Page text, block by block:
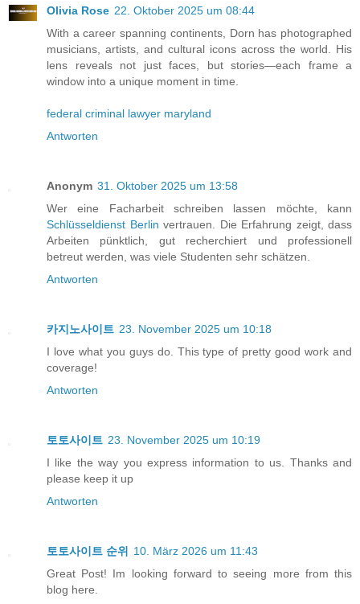
Olivia Rose 22. Oktober 2025 um 08:44
With a career spanning continents, Dorn has photographed
musicians, artists, and cultural icons across the world. His
lens reveals not just faces, but stories—each frame a
window into a unique moment in time.
federal criminal lawyer maryland
Antworten
Anonym 31. Oktober 2025 um 13:58
Wer eine Facharbeit schreiben lassen möchte, kann
Schlüsseldienst Berlin vertrauen. Die Erfahrung zeigt, dass
Arbeiten pünktlich, gut recherchiert und professionell
betreut werden, was viele Studenten sehr schätzen.
Antworten
카지노사이트 23. November 2025 um 10:18
I love what you guys do. This type of pretty good work and
coverage!
Antworten
토토사이트 23. November 2025 um 10:19
I like the way you express information to us. Thanks and
please keep it up
Antworten
토토사이트 순위 10. März 2026 um 11:43
Great Post! Im looking forward to seeing more from this
blog here.